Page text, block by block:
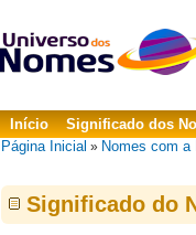
Início
Significado dos
Página Inicial » Nomes com a
Significado do